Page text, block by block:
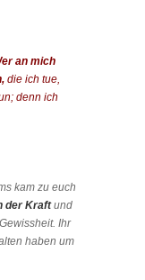
an mich
die ich tue,
denn ich
kam zu euch
der Kraftund
Ihr
haben um